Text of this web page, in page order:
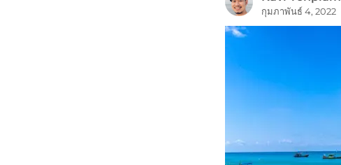
กุมภาพันธ์ 4, 2022